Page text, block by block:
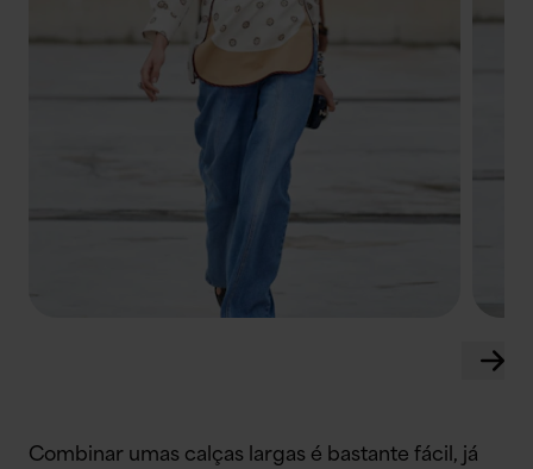
Combinar umas calças largas é bastante fácil, já